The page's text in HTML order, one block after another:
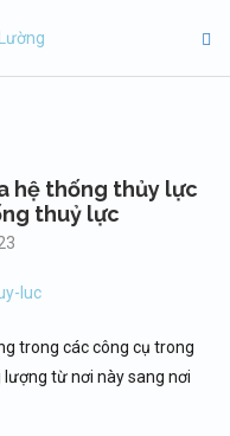
hệ thống thủy lực
thuỷ lực
trong các công cụ trong
từ nơi này sang nơi